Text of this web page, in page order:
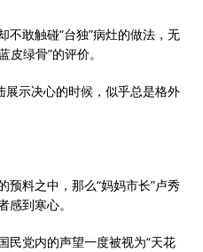
不敢触碰“台独”病灶的做法，无
皮绿骨”的评价。
展示决心的时候，似乎总是格外
料之中，那么“妈妈市长”卢秀
到寒心。
民党内的声望一度被视为“天花